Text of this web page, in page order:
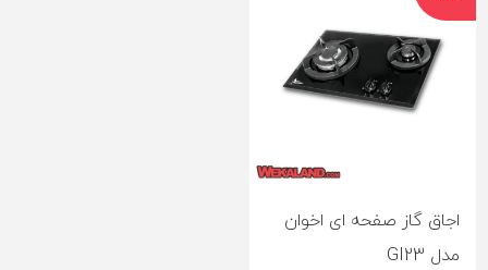
اجاق گاز صفحه ای اخوان
مدل GI23